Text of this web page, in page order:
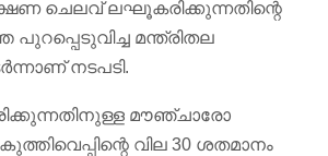
ചെലവ് ലഘൂകരിക്കുന്നതിന്റെ
പുറപ്പെടുവിച്ച മന്ത്രിതല
നടപടി.
മൗഞ്ചാരോ
വില 30 ശതമാനം